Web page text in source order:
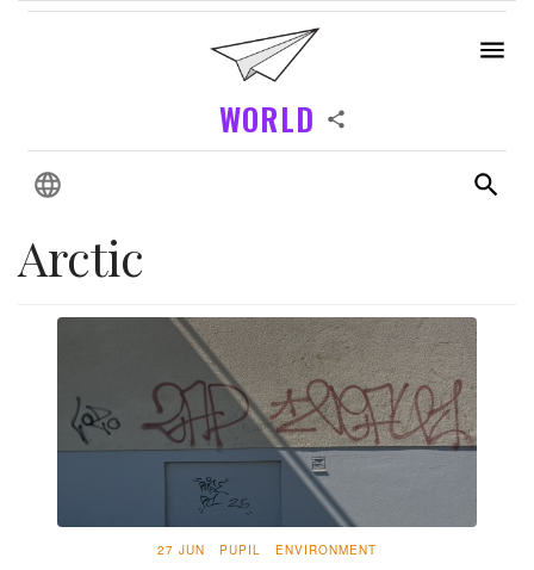
WORLD
Arctic
27 JUN PUPIL ENVIRONMENT